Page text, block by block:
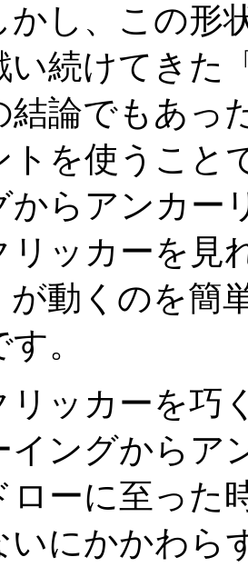
し、この形
い続けてきた
結論でもあっ
トを使うこと
からアンカー
リッカーを見
が動くのを簡
。
ッカーを巧
イングからア
ローに至った
いにかかわら